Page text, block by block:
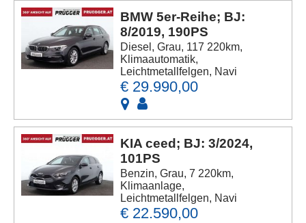
BMW 5er-Reihe; BJ:
8/2019, 190PS
Diesel, Grau, 117 220km,
Klimaautomatik,
Leichtmetallfelgen, Navi
€ 29.990,00
KIA ceed; BJ: 3/2024,
101PS
Benzin, Grau, 7 220km,
Klimaanlage,
Leichtmetallfelgen, Navi
€ 22.590,00